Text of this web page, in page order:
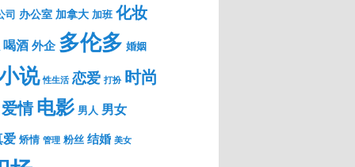
司 办公室 加拿大 加班 化妆
喝酒 外企 多伦多 婚姻
说 性生活 恋爱 打扮 时尚
爱情电影 男人 男女
矫情 管理 粉丝 结婚 美女